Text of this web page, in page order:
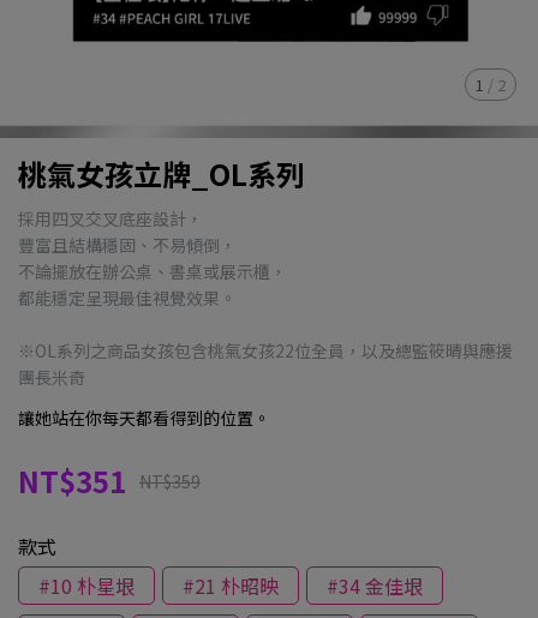
1 / 2
桃氣女孩立牌_OL系列
採用四叉交叉底座設計，
豐富且結構穩固、不易傾倒，
不論擺放在辦公桌、書桌或展示櫃，
都能穩定呈現最佳視覺效果。
※OL系列之商品女孩包含桃氣女孩22位全員，以及總監筱晴與應援
團長米奇
讓她站在你每天都看得到的位置。
NT$351 NT$359
款式
#10 朴星垠
#21 朴昭映
#34 金佳垠